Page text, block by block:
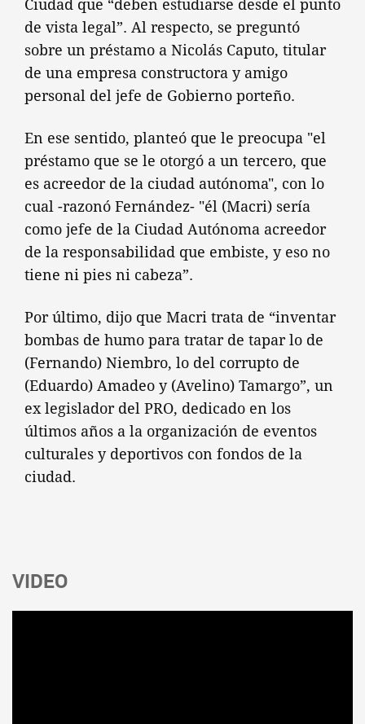
Ciudad que “deben estudiarse desde el punto
de vista legal”. Al respecto, se preguntó
sobre un préstamo a Nicolás Caputo, titular
de una empresa constructora y amigo
personal del jefe de Gobierno porteño.
En ese sentido, planteó que le preocupa "el
préstamo que se le otorgó a un tercero, que
es acreedor de la ciudad autónoma", con lo
cual -razonó Fernández- "él (Macri) sería
como jefe de la Ciudad Autónoma acreedor
de la responsabilidad que embiste, y eso no
tiene ni pies ni cabeza”.
Por último, dijo que Macri trata de “inventar
bombas de humo para tratar de tapar lo de
(Fernando) Niembro, lo del corrupto de
(Eduardo) Amadeo y (Avelino) Tamargo”, un
ex legislador del PRO, dedicado en los
últimos años a la organización de eventos
culturales y deportivos con fondos de la
ciudad.
VIDEO